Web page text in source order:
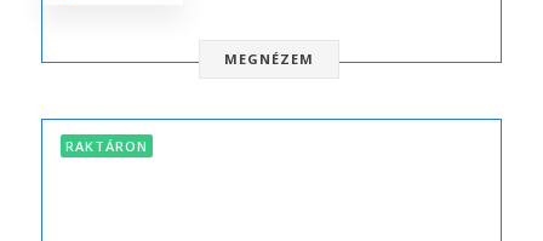
MEGNÉZEM
RAKTÁRON